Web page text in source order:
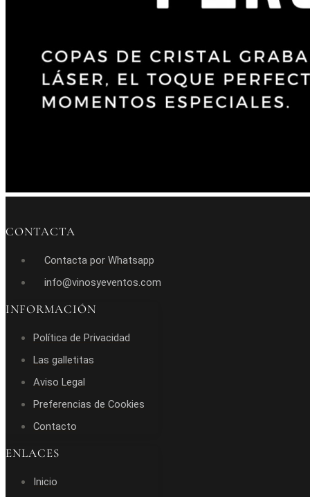
CONTACTA
Contacta por Whatsapp
info@vinosyeventos.com
INFORMACIÓN
Política de Privacidad
Las galletitas
Aviso Legal
Preferencias de Cookies
Contacto
ENLACES
Inicio